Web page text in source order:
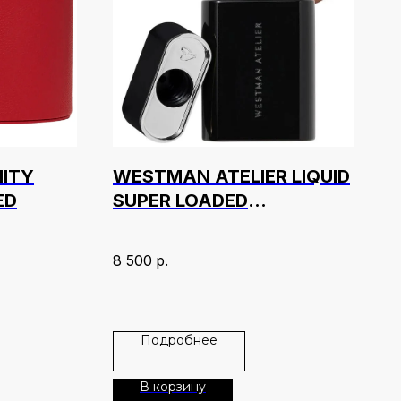
WESTMAN ATELIER LIQUID
SUPER LOADED
8 500 р.
Подробнее
В корзину